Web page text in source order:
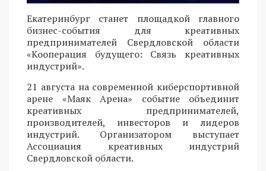
Екатеринбург станет площадкой главного
бизнес-события для креативных
предпринимателей Свердловской области
«Кооперация будущего: Связь креативных
индустрий».
21 августа на современной киберспортивной
арене «Маяк Арена» событие объединит
креативных предпринимателей,
производителей, инвесторов и лидеров
индустрий. Организатором выступает
Ассоциация креативных индустрий
Свердловской области.